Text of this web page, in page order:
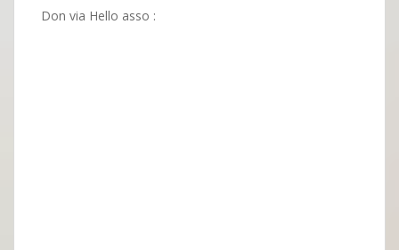
Don via Hello asso :